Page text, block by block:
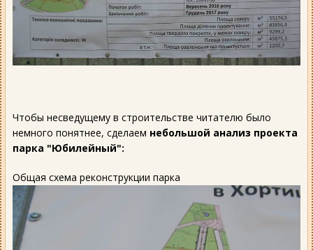
Чтобы несведущему в строительстве читателю было
немного понятнее, сделаем небольшой анализ проекта
парка "Юбилейный":
Общая схема реконструкции парка